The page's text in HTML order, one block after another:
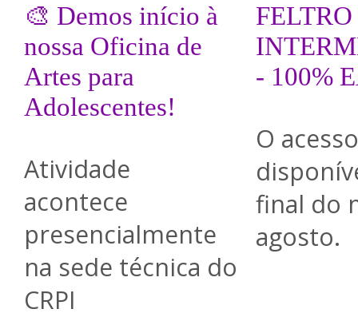
🎨 Demos início à
nossa Oficina de
Artes para
Adolescentes!
Atividade
acontece
presencialmente
na sede técnica do
CRPI
- 100%
O
final do
agosto.